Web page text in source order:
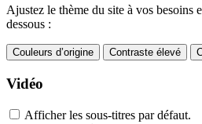
Ajustez le thème du site à vos besoins
dessous :
Couleurs d’origine Contraste élevé
Vidéo
Afficher les sous-titres par défaut.